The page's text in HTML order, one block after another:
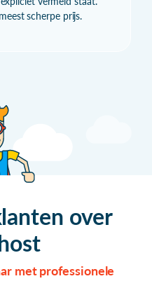
scherpe prijs.
over
met professionele